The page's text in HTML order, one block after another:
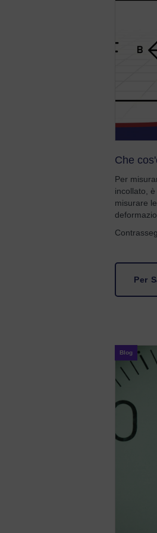
Che
Per
incollato,
misurare
Per
Blog